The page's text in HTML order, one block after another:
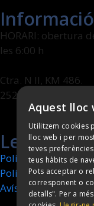
Informació
HORARI: obertura
les 6:00 h
Ctra. N II, KM 486.
25241 Golmés
Legal
Política de cookies
Política de
Avís legal
Aquest lloc
Utilitzem cookies
lloc web i per
teves
teus hàbits de
Pots acceptar o
corresponent o
detalls". Per a